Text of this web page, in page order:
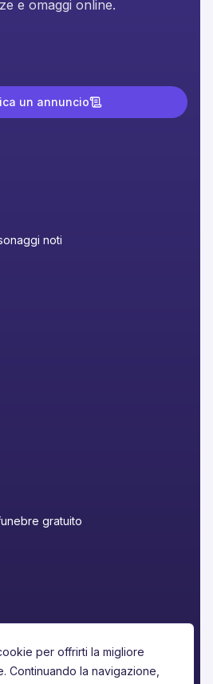
e omaggi online.
un annuncio
noti
gratuito
per offrirti la migliore
Continuando la navigazione,